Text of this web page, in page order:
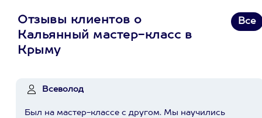
Отзывы клиентов о
Кальянный мастер-класс в
Крыму
Все
Всеволод
Был на мастер-классе с другом. Мы научились